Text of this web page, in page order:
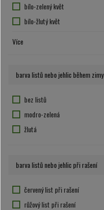
bílo-zelený květ
bílo-žlutý květ
hnědo-bílý květ
květ nevýrazný nebo nekvete
modro-fialový květ
purpurová
růžový květ
temně růžová
zelená
Více
barva listů nebo jehlic během zimy
bez listů
modro-zelená
žlutá
barva listů nebo jehlic při rašení
červený list při rašení
růžový list při rašení